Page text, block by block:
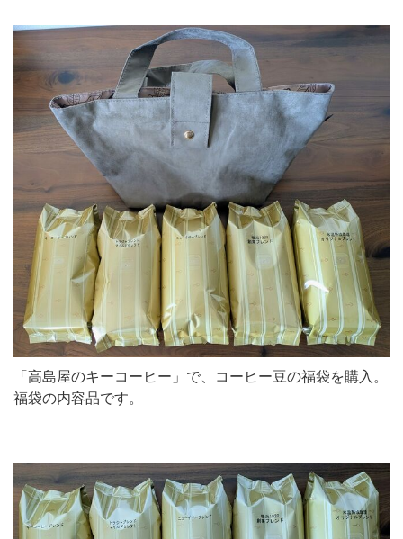
「高島屋のキーコーヒー」で、コーヒー豆の福袋を購入。
福袋の内容品です。